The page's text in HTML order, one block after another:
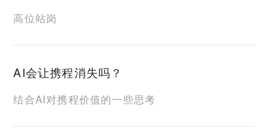
高位站岗
AI会让携程消失吗？
结合AI对携程价值的一些思考